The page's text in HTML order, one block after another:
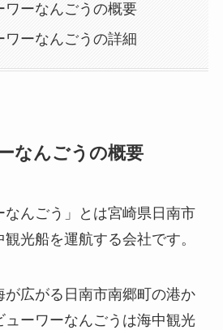
ワーなんごうの概要
ワーなんごうの詳細
なんごうの概要
なんごう」とは宮崎県日南市
光船を運航する会社です。
が広がる日南市南郷町の港か
ューワーなんごうは海中観光